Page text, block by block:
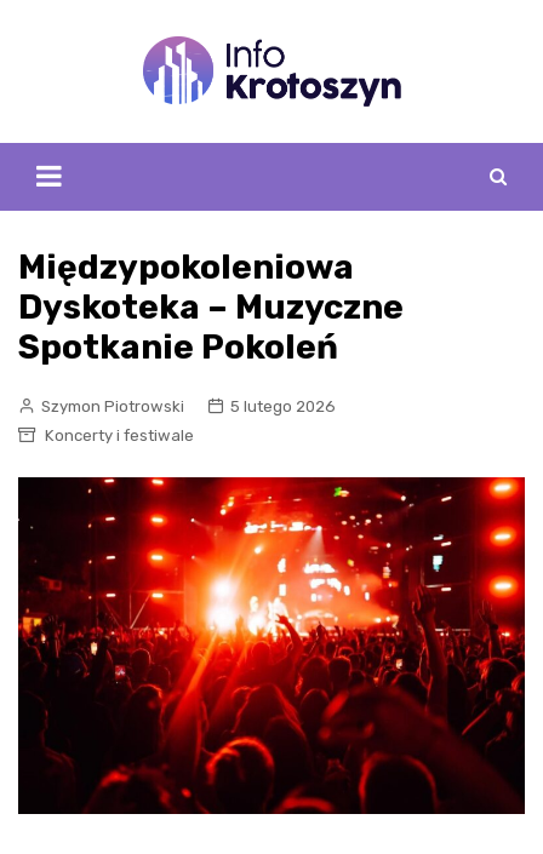
Międzypokoleniowa
Dyskoteka – Muzyczne
Spotkanie Pokoleń
Szymon Piotrowski
5 lutego 2026
Koncerty i festiwale